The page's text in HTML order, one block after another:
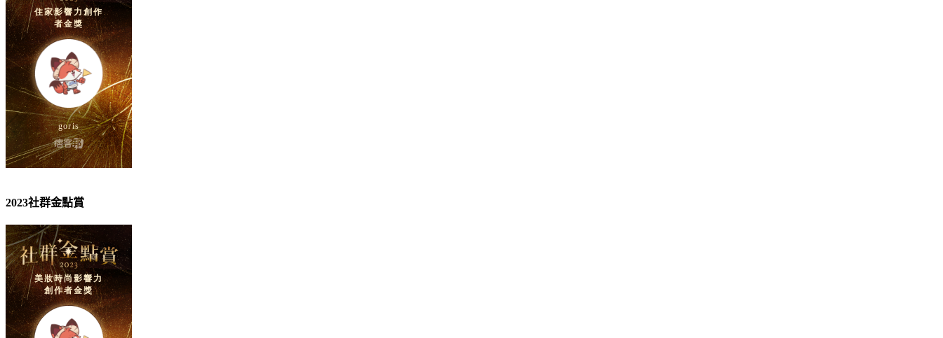
2023社群金點賞